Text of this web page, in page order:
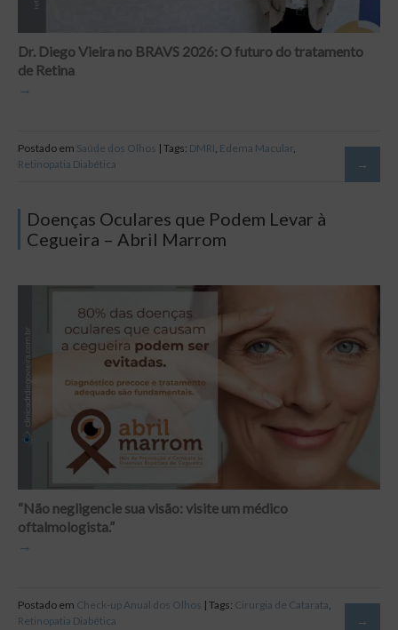
Dr. Diego Vieira no BRAVS 2026: O futuro do tratamento
de Retina
Postado em Saúde dos Olhos | Tags: DMRI, Edema Macular,
Retinopatia Diabética
Doenças Oculares que Podem Levar à
Cegueira – Abril Marrom
“Não negligencie sua visão: visite um médico
oftalmologista.”
Postado em Check-up Anual dos Olhos | Tags: Cirurgia de Catarata,
Retinopatia Diabética